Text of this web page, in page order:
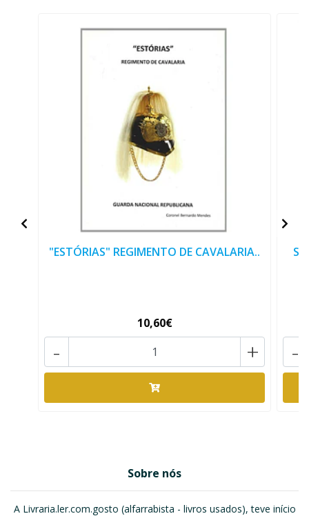
"ESTÓRIAS" REGIMENTO DE CAVALARIA..
10,60€
+
- -
Sobre nós
A Livraria.ler.com.gosto (alfarrabista - livros usados), teve início